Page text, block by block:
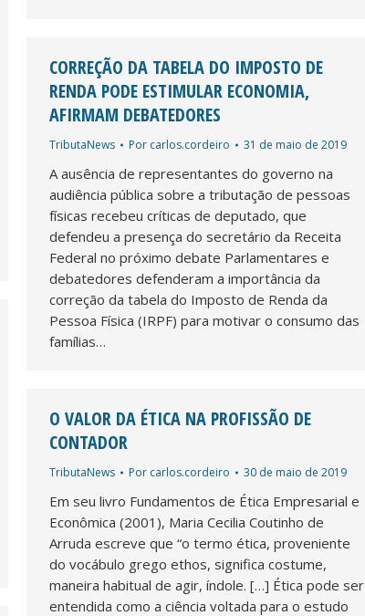
CORREÇÃO DA TABELA DO IMPOSTO DE
RENDA PODE ESTIMULAR ECONOMIA,
AFIRMAM DEBATEDORES
TributaNews Por carlos.cordeiro 31 de maio de 2019
A ausência de representantes do governo na
audiência pública sobre a tributação de pessoas
físicas recebeu críticas de deputado, que
defendeu a presença do secretário da Receita
Federal no próximo debate Parlamentares e
debatedores defenderam a importância da
correção da tabela do Imposto de Renda da
Pessoa Física (IRPF) para motivar o consumo das
famílias…
O VALOR DA ÉTICA NA PROFISSÃO DE
CONTADOR
TributaNews Por carlos.cordeiro 30 de maio de 2019
Em seu livro Fundamentos de Ética Empresarial e
Econômica (2001), Maria Cecilia Coutinho de
Arruda escreve que “o termo ética, proveniente
do vocábulo grego ethos, significa costume,
maneira habitual de agir, índole. […] Ética pode ser
entendida como a ciência voltada para o estudo